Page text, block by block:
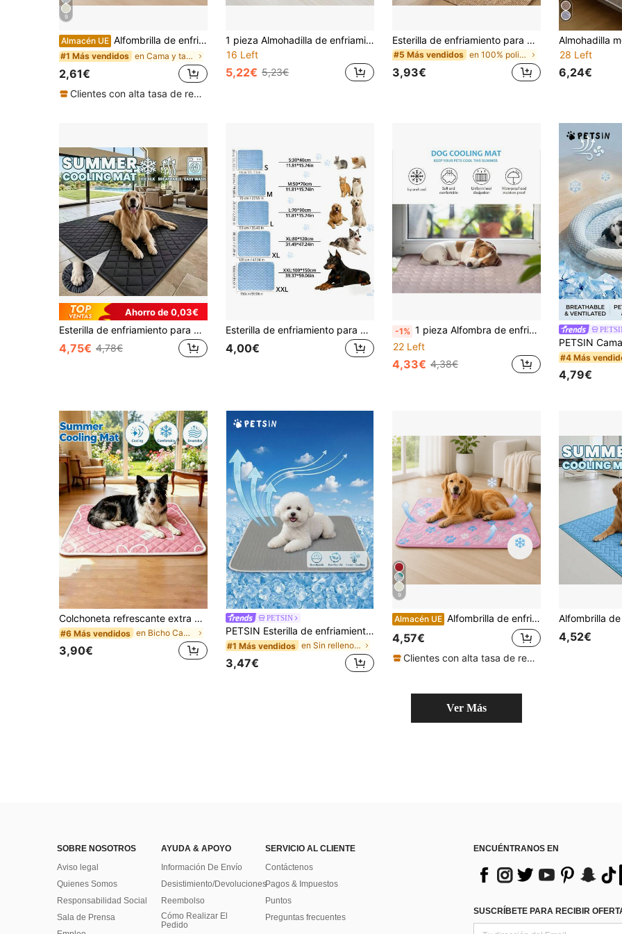
9
Almacén UE Alfombrilla de enfriamiento lavable para perros, almohadilla de enfriamiento de seda de hielo, manta de enfriamiento automático para mascotas, alfombrilla de enfriamiento para uso en interiores, exteriores y coche, imprescindible para el verano, apta para viajes
#1 Más vendidos en Cama y tapete para jaulas de mascotas
2,61€
Clientes con alta tasa de repetición
1 pieza Almohadilla de enfriamiento para mascotas, alfombrilla portátil para uso interior y exterior, perfecta como alfombrilla de cama para mascotas, manta, alfombrilla de sofá, alfombrilla de piso, alfombrilla de coche
16 Left
5,22€ 5,23€
Esterilla de enfriamiento para mascotas extra grande - Superficie ultra suave que absorbe la humedad | Enfriamiento instantáneo y comodidad todo el día | Mantiene a las mascotas frescas todo el verano! - Adecuado para gatos y perros pequeños, medianos y grandes, disponible en 5 tamaños
#5 Más vendidos en 100% poliéster Cama y tapete para jaulas de mas
3,93€
28 Left
6,24€
Ahorro de 0,03€
Esterilla de enfriamiento para mascotas de verano, almohadilla de enfriamiento transpirable para perros y gatos, esterilla lavable para enfriar a Teddy, Golden Retriever, perros grandes, gatos, suministros de alivio del calor para mascotas, esterilla de cama para mascotas de 4 estaciones, esterilla acolchada antideslizante para mascotas, cama de enfriamiento para perros, cama de enfriamiento para gatos, disponible en varios tamaños
4,75€ 4,78€
Esterilla de enfriamiento para mascotas extra grande - Superficie ultra suave que absorbe la humedad | Enfriamiento instantáneo y comodidad todo el día | Mantiene a las mascotas frescas todo el verano! - Adecuado para gatos y perros pequeños, medianos y grandes, disponible en 5 tamaños
4,00€
-1% 1 pieza Alfombra de enfriamiento extra grande para mascotas de verano/Cama para gatos y perros/Alfombra lavable con base antideslizante - Absorbente de sudor / Adecuada para gatos y perros pequeños, medianos y grandes, uso en todas las estaciones (Suministros para perros/Cachorros/Accesorios para perros/Suministros para mascotas/Productos para perros/Cachorro feliz/Cachorro)
22 Left
4,33€ 4,38€
#4 Más
4,79€
Colchoneta refrescante extra grande para mascotas, cama para perros y gatos, refrescante y transpirable, absorbe eficazmente el sudor y evita la sensación de bochorno, diseño de fondo lavable y antideslizante, garantiza que gatos y perros disfruten de una comodidad fresca en verano. 5 tamaños disponibles
#6 Más vendidos en Bicho Cama y tapete para jaulas de mascotas
3,90€
PETSIN
PETSIN Esterilla de enfriamiento para mascotas de talla grande (gatos y perros) | Disponible en 5 tamaños | Tela de malla transpirable | Esterilla de enfriamiento para mascotas en verano | Esterilla de enfriamiento de seda de hielo | Adecuada para cama y sofá
#1 Más vendidos en Sin relleno Cama y tapete para jaulas de mascot
3,47€
9
Almacén UE Alfombrilla de enfriamiento lavable para perros, almohadilla de enfriamiento de seda de hielo, manta de auto-enfriamiento para mascotas, almohadilla de enfriamiento portátil para uso en interiores, exteriores y automóviles para perros
4,57€
Clientes con alta tasa de repetición
4,52€
Ver Más
SOBRE NOSOTROS
Aviso legal
Quienes Somos
Responsabilidad Social
Sala de Prensa
AYUDA & APOYO
Información De Envío
Desistimiento/Devoluciones
Reembolso
Cómo Realizar El
Pedido
SERVICIO AL CLIENTE
Contáctenos
Pagos & Impuestos
Puntos
Preguntas frecuentes
ENCUÉNTRANOS EN
SUSCRÍBETE PARA RECIBIR